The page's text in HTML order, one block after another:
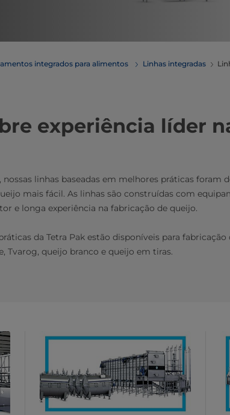
integrados para alimentos Linhas integradas
experiência líder
linhas baseadas em melhores práticas foram
mais fácil. As linhas são construídas com
e longa experiência na fabricação de queijo.
da Tetra Pak estão disponíveis para
Tvarog, queijo branco e queijo em tiras.